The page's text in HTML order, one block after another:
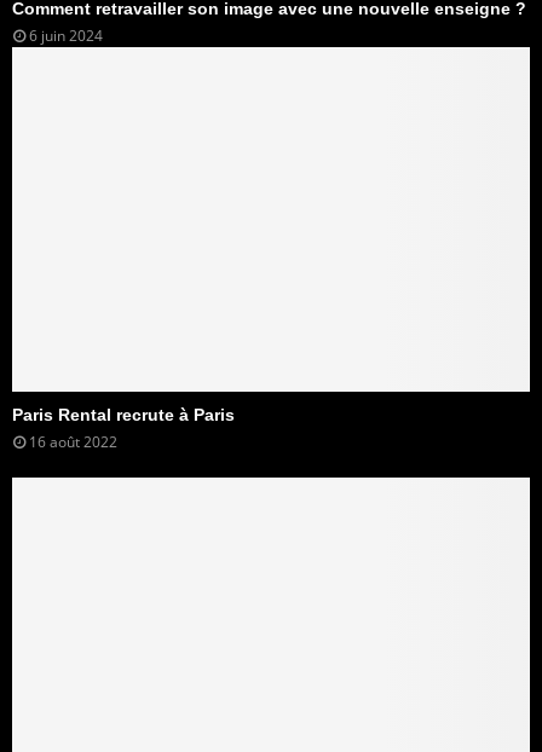
Comment retravailler son image avec une nouvelle enseigne ?
6 juin 2024
Paris Rental recrute à Paris
16 août 2022